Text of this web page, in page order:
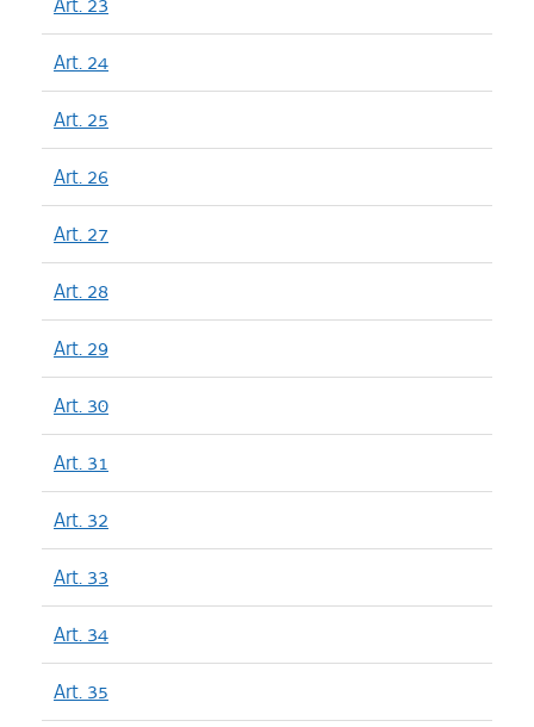
Art. 24
Art. 25
Art. 26
Art. 27
Art. 28
Art. 29
Art. 30
Art. 31
Art. 32
Art. 33
Art. 34
Art. 35